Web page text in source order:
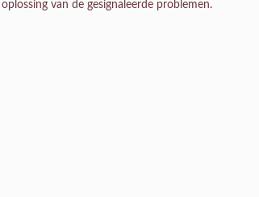
van de gesignaleerde problemen.